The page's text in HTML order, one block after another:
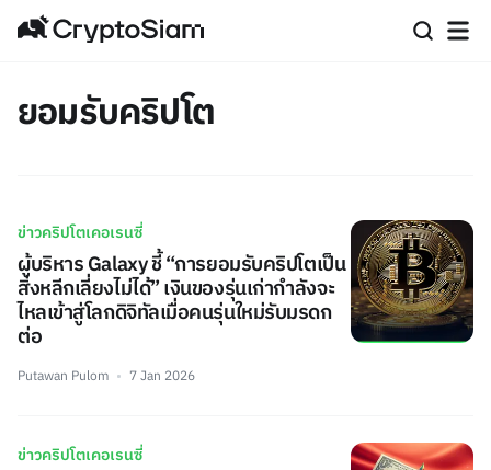
ยอมรับคริปโต
ข่าวคริปโตเคอเรนซี่
ผู้บริหาร Galaxy ชี้ “การยอมรับคริปโตเป็น
สิ่งหลีกเลี่ยงไม่ได้” เงินของรุ่นเก่ากำลังจะ
ไหลเข้าสู่โลกดิจิทัลเมื่อคนรุ่นใหม่รับมรดก
ต่อ
Putawan Pulom 7 Jan 2026
ข่าวคริปโตเคอเรนซี่